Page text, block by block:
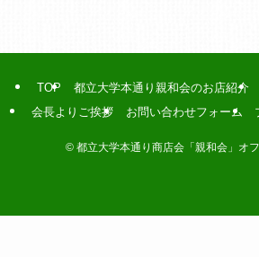
TOP 都立大学本通り親和会のお店紹介
会長よりご挨拶
お問い合わせフォーム
©都立大学本通り商店会「親和会」オ